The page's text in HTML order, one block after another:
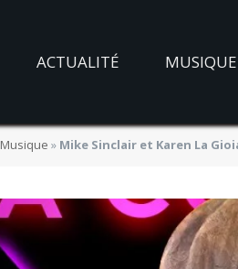
ACTUALITÉ MUSIQUE
Musique » Mike Sinclair et Karen La